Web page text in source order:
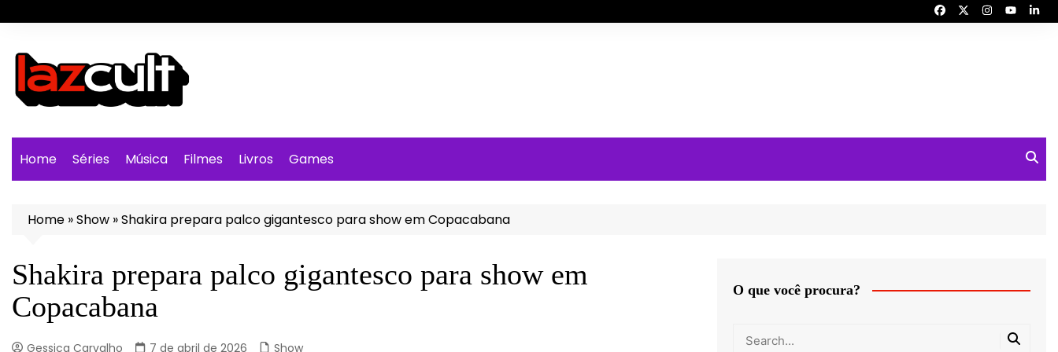
para
conteúdo
Home Séries Música Filmes Livros Games
Home »Show »Shakira prepara palco gigantesco para show em Copacabana
Shakira prepara palco gigantesco para show em
Copacabana
Gessica Carvalho 7 de abril de 2026 Show
O que você procura?